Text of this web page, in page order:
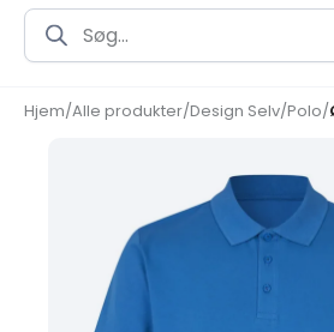
Products
search
Hjem/Alle produkter/Design Selv/Polo/